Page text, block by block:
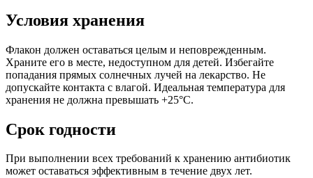
Условия хранения
Флакон должен оставаться целым и неповрежденным.
Храните его в месте, недоступном для детей. Избегайте
попадания прямых солнечных лучей на лекарство. Не
допускайте контакта с влагой. Идеальная температура для
хранения не должна превышать +25°C.
Срок годности
При выполнении всех требований к хранению антибиотик
может оставаться эффективным в течение двух лет.